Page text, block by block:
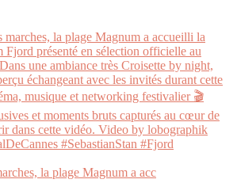
la plage Magnum a acc